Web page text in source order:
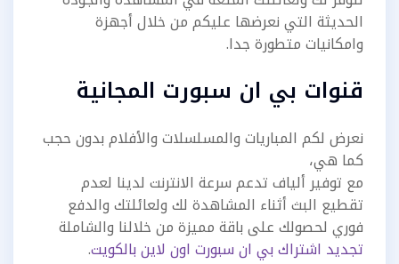
الحديثة التي نعرضها عليكم من خلال أجهزة
وامكانيات متطورة جدا.
قنوات بي ان سبورت المجانية
نعرض لكم المباريات والمسلسلات والأفلام بدون حجب
كما هي،
مع توفير ألياف تدعم سرعة الانترنت لدينا لعدم
تقطيع البث أثناء المشاهدة لك ولعائلتك والدفع
فوري لحصولك على باقة مميزة من خلالنا والشاملة
تجديد اشتراك بي ان سبورت اون لاين بالكويت.